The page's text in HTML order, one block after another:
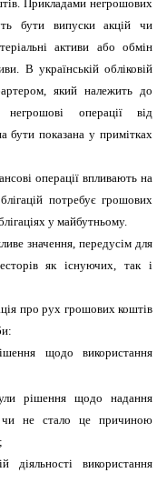
Прикладами негрошових
бути випуски акцій чи
активи або обмін
В українській обліковій
який належить до
негрошові операції від
бути показана у примітках
операції впливають на
потребує грошових
у майбутньому.
значення, передусім для
як існуючих, так і
про рух грошових коштів
щодо використання
рішення щодо надання
чи не стало це причиною
використання